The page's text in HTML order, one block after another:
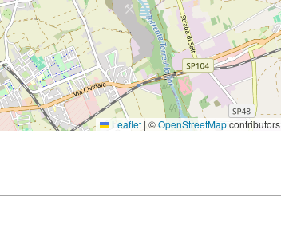
Leaflet | ©OpenStreetMapcontributors